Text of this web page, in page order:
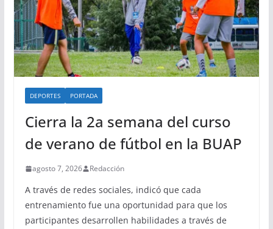
DEPORTES PORTADA
Cierra la 2a semana del curso
de verano de fútbol en la BUAP
agosto 7, 2026 Redacción
A través de redes sociales, indicó que cada
entrenamiento fue una oportunidad para que los
participantes desarrollen habilidades a través de